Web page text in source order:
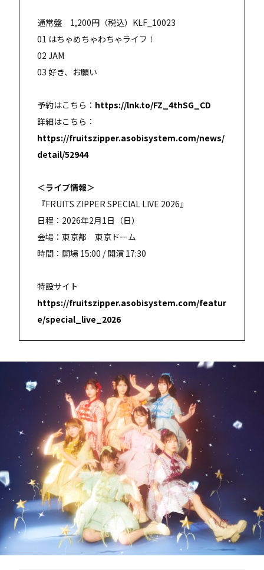
通常盤 1,200円（税込）KLF_10023
01 はちゃめちゃわちゃライフ！
02 JAM
03 好き、お願い
予約はこちら： https://lnk.to/FZ_4thSG_CD
詳細はこちら：
https://fruitszipper.asobisystem.com/news/
detail/52944
＜ライブ情報＞
『FRUITS ZIPPER SPECIAL LIVE 2026』
日程：2026年2月1日（日）
会場：東京都 東京ドーム
時間：開場 15:00 / 開演 17:30
特設サイト
https://fruitszipper.asobisystem.com/featur
e/special_live_2026